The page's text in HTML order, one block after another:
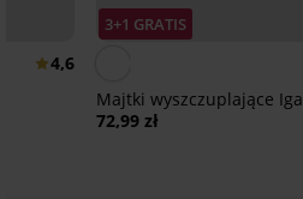
4,6
3+1 GRATIS
Majtki wyszczuplające Iga
72,99 zł